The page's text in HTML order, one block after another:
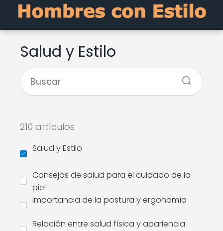
Salud y Estilo
210 artículos
Salud y Estilo
Consejos de salud para el cuidado de la
piel
Importancia de la postura y ergonomía
Relación entre salud física y apariencia